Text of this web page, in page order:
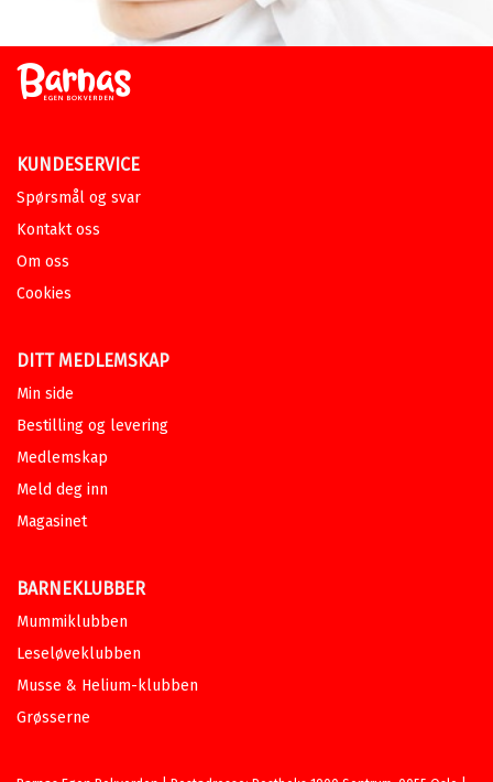
KUNDESERVICE
Spørsmål og svar
Kontakt oss
Om oss
Cookies
DITT MEDLEMSKAP
Min side
Bestilling og levering
Medlemskap
Meld deg inn
Magasinet
BARNEKLUBBER
Mummiklubben
Leseløveklubben
Musse & Helium-klubben
Grøsserne